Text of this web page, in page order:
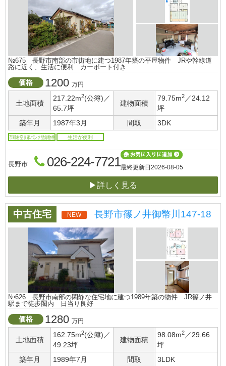
№675 長野市南部の市街地に建つ1987年築の平屋物件 JRや幹線道
路に近く、生活に便利 カーポート付き
価格 1200 万円
土地面積
217.22m2(公簿)／
65.7坪
建物面積
79.75m2 ／24.12
坪
築年月
1987年3月 間取 3DK
市町村空き家バンク登録物件 生活が便利
長野市 026-224-7721最終更新日 2026-08-05
▶詳しく見る
中古住宅 NEW 長野市篠ノ井御幣川147-18
№626 長野市南部の閑静な住宅地に建つ1989年築の物件 JR篠ノ井
駅まで徒歩圏内 日当り良好
価格 1280 万円
土地面積
162.75m2(公簿)／
49.23坪
建物面積
98.08m2 ／29.66
坪
築年月
1989年7月 間取 3LDK